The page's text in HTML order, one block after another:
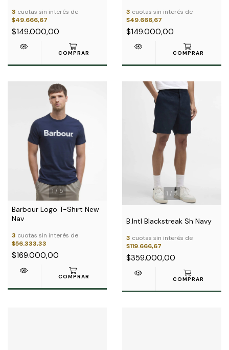
3 cuotas sin interés de
$49.666,67
$149.000,00
COMPRAR
3 cuotas sin interés de
$49.666,67
$149.000,00
COMPRAR
1 / 5
Barbour Logo T-Shirt New
Nav
3 cuotas sin interés de
$56.333,33
$169.000,00
COMPRAR
1 / 5
B.Intl Blackstreak Sh Navy
3 cuotas sin interés de
$119.666,67
$359.000,00
COMPRAR